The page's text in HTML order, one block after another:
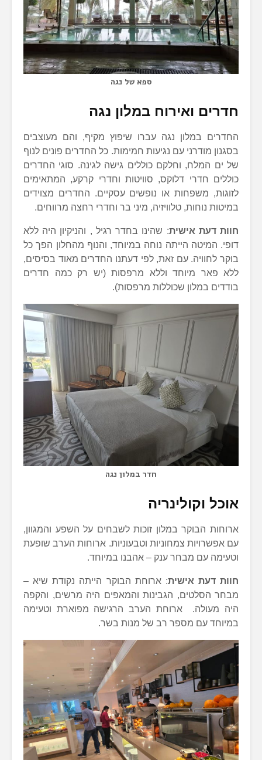
ספא של נגה
חדרים ואירוח במלון נגה
החדרים במלון נגה עברו שיפוץ מקיף, והם מעוצבים
בסגנון מודרני עם נגיעות חמימות. כל החדרים פונים לנוף
של ים המלח, וחלקם כוללים גישה לגינה. סוגי החדרים
כוללים חדרי דלוקס, סוויטות וחדרי קרקע, המתאימים
לזוגות, משפחות או נופשים עסקיים. החדרים מצוידים
במיטות נוחות, טלוויזיה, מיני בר וחדרי רחצה מרווחים.
חוות דעת אישית: שהינו בחדר רגיל , והניקיון היה ללא
דופי. המיטה הייתה נוחה במיוחד, והנוף מהחלון הפך כל
בוקר לחוויה. עם זאת, לפי דעתנו החדרים מאוד בסיסים,
ללא פאר מיוחד וללא מרפסות (יש רק כמה חדרים
בודדים במלון שכוללות מרפסות).
חדר במלון נגה
אוכל וקולינריה
ארוחות הבוקר במלון זוכות לשבחים על השפע והמגוון,
עם אפשרויות צמחוניות וטבעוניות. ארוחות הערב שופעת
וטעימה עם מבחר ענק – אהבנו במיוחד.
חוות דעת אישית: ארוחת הבוקר הייתה נקודת שיא –
מבחר הסלטים, הגבינות והמאפים היה מרשים, והקפה
היה מעולה. ארוחת הערב הרגישה מפוארת וטעימה
במיוחד עם מספר רב של מנות בשר.